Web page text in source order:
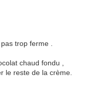
trop ferme .
chaud fondu ,
le reste de la crème.